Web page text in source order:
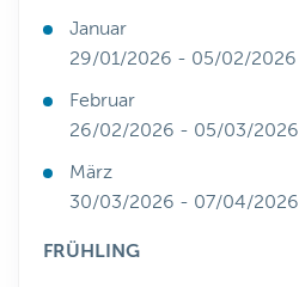
Januar
29/01/2026 - 05/02/2026
Februar
26/02/2026 - 05/03/2026
März
30/03/2026 - 07/04/2026
FRÜHLING